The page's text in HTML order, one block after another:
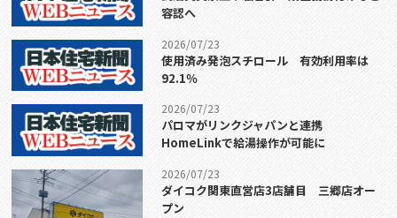
容認へ
2026/07/23
使用済み発泡スチロール 有効利用率は
92.1％
2026/07/23
パロマがリンクジャパンと連携
HomeLinkで給湯操作が可能に
2026/07/23
ダイコク関東直営店3店舗目 三郷店オー
プン